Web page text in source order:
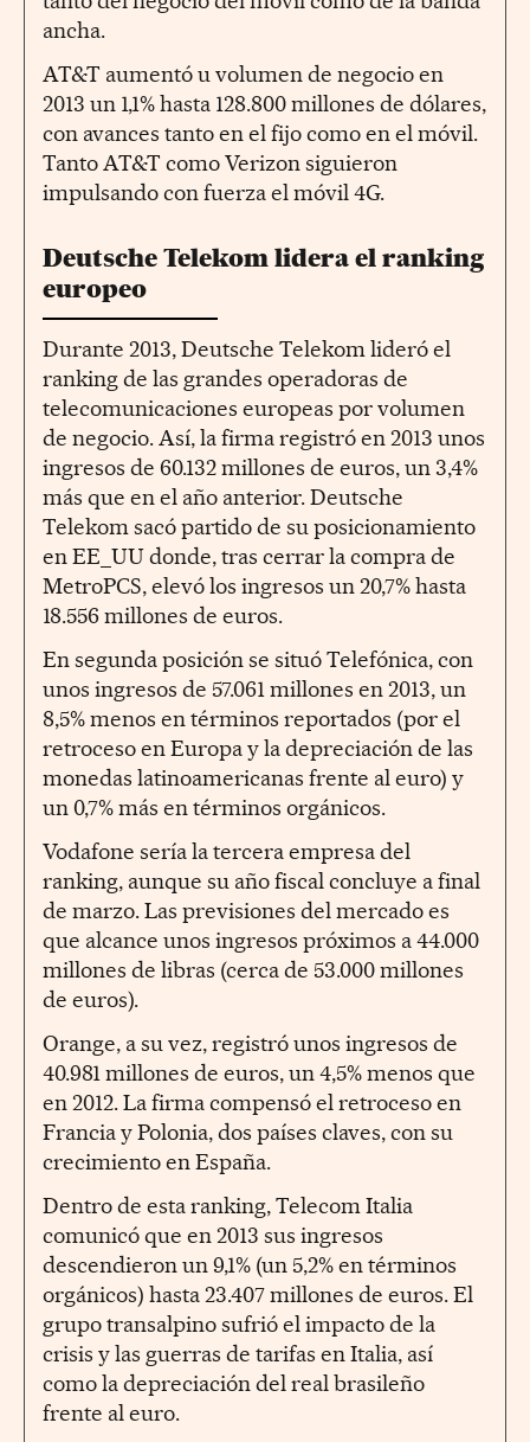
ancha.
AT&T aumentó u volumen de negocio en
2013 un 1,1% hasta 128.800 millones de dólares,
con avances tanto en el fijo como en el móvil.
Tanto AT&T como Verizon siguieron
impulsando con fuerza el móvil 4G.
Deutsche Telekom lidera el ranking
europeo
Durante 2013, Deutsche Telekom lideró el
ranking de las grandes operadoras de
telecomunicaciones europeas por volumen
de negocio. Así, la firma registró en 2013 unos
ingresos de 60.132 millones de euros, un 3,4%
más que en el año anterior. Deutsche
Telekom sacó partido de su posicionamiento
en EE_UU donde, tras cerrar la compra de
MetroPCS, elevó los ingresos un 20,7% hasta
18.556 millones de euros.
En segunda posición se situó Telefónica, con
unos ingresos de 57.061 millones en 2013, un
8,5% menos en términos reportados (por el
retroceso en Europa y la depreciación de las
monedas latinoamericanas frente al euro) y
un 0,7% más en términos orgánicos.
Vodafone sería la tercera empresa del
ranking, aunque su año fiscal concluye a final
de marzo. Las previsiones del mercado es
que alcance unos ingresos próximos a 44.000
millones de libras (cerca de 53.000 millones
de euros).
Orange, a su vez, registró unos ingresos de
40.981 millones de euros, un 4,5% menos que
en 2012. La firma compensó el retroceso en
Francia y Polonia, dos países claves, con su
crecimiento en España.
Dentro de esta ranking, Telecom Italia
comunicó que en 2013 sus ingresos
descendieron un 9,1% (un 5,2% en términos
orgánicos) hasta 23.407 millones de euros. El
grupo transalpino sufrió el impacto de la
crisis y las guerras de tarifas en Italia, así
como la depreciación del real brasileño
frente al euro.